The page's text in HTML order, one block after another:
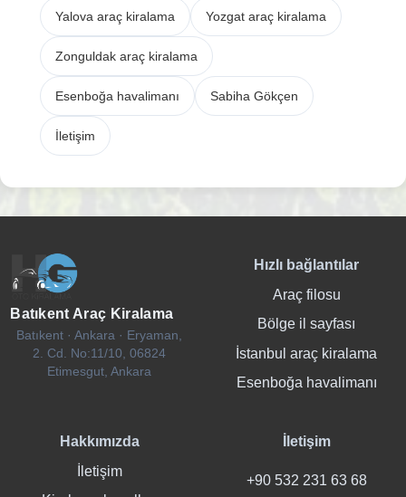
Yalova araç kiralama Yozgat araç kiralama
Zonguldak araç kiralama
Esenboğa havalimanı Sabiha Gökçen
İletişim
Batıkent Araç Kiralama
Batıkent · Ankara · Eryaman,
2. Cd. No:11/10, 06824
Etimesgut, Ankara
Hızlı bağlantılar
Araç filosu
Bölge il sayfası
İstanbul araç kiralama
Esenboğa havalimanı
Hakkımızda
İletişim
İletişim
+90 532 231 63 68